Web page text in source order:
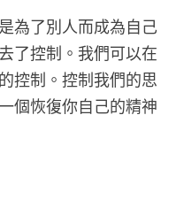
為了別人而成為自己
了控制。我們可以在
控制。控制我們的思
個恢復你自己的精神